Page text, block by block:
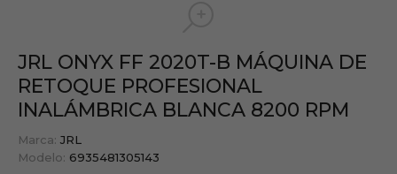
JRL ONYX FF 2020T-B MÁQUINA DE
RETOQUE PROFESIONAL
INALÁMBRICA BLANCA 8200 RPM
Marca: JRL
Modelo: 6935481305143